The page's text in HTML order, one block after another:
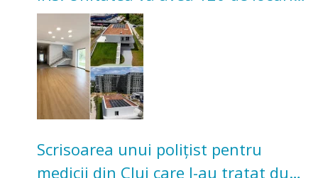
pentru copii
Scrisoarea unui polițist pentru
medicii din Cluj care l-au tratat după